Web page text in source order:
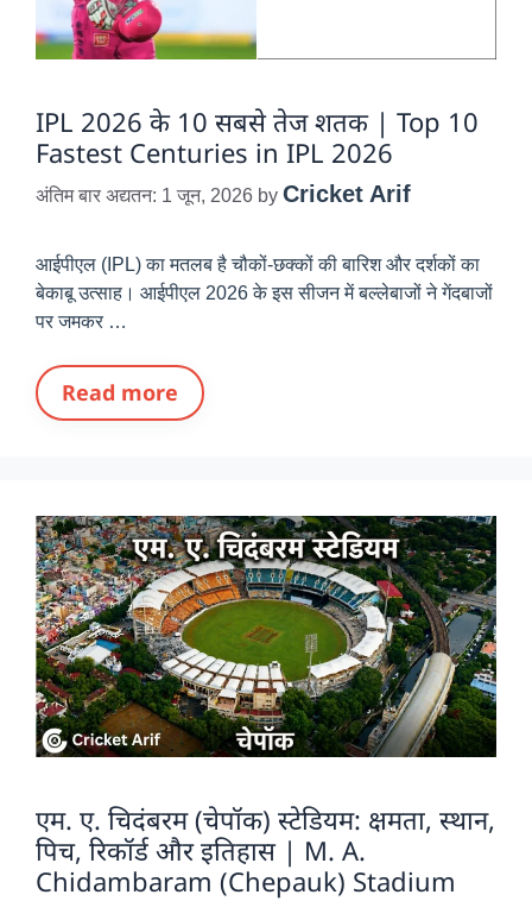
IPL 2026 के 10 सबसे तेज शतक | Top 10
Fastest Centuries in IPL 2026
अंतिम बार अद्यतन: 1 जून, 2026 by Cricket Arif
आईपीएल (IPL) का मतलब है चौकों-छक्कों की बारिश और दर्शकों का
बेकाबू उत्साह। आईपीएल 2026 के इस सीजन में बल्लेबाजों ने गेंदबाजों
पर जमकर …
Read more
एम. ए. चिदंबरम (चेपॉक) स्टेडियम: क्षमता, स्थान,
पिच, रिकॉर्ड और इतिहास | M. A.
Chidambaram (Chepauk) Stadium